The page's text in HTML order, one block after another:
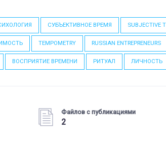
СУБЪЕКТИВНОЕ ВРЕМЯ SUBJECTIVE
TEMPOMETRY RUSSIAN ENTREPRENEURS
ВОСПРИЯТИЕ ВРЕМЕНИ РИТУАЛ ЛИЧНОСТЬ
Файлов с публикациями
2